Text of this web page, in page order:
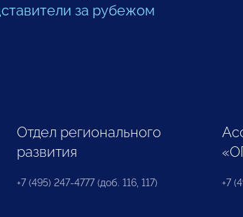
за рубежом
Отдел регионального
развития
+7 (495) 247-4777 (доб. 116, 117) +7